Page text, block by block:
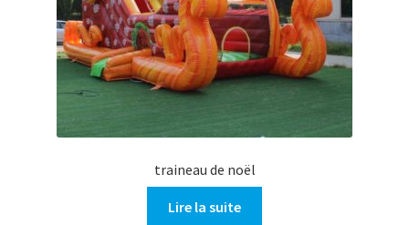
traineau de noël
Lire la suite